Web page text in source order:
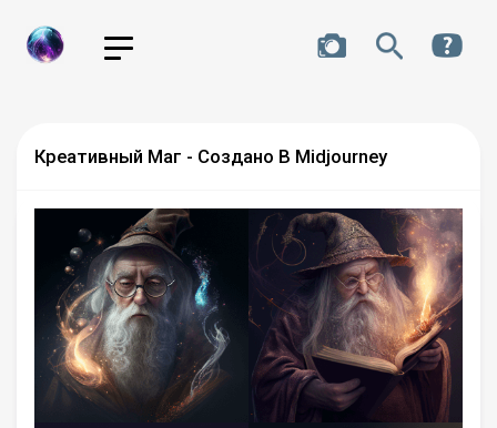
Креативный Маг - Создано В Midjourney